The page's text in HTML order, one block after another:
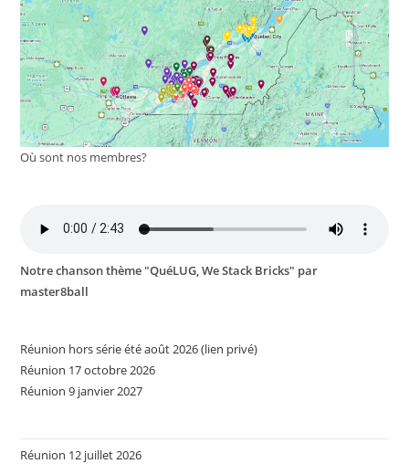
Où sont nos membres?
Notre chanson thème "QuéLUG, We Stack Bricks" par
master8ball
Réunion hors série été août 2026 (lien privé)
Réunion 17 octobre 2026
Réunion 9 janvier 2027
Réunion 12 juillet 2026